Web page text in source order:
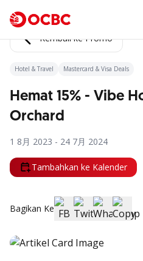
Kembali ke Promo
Hotel & Travel Mastercard & Visa Deals
Hemat 15% - Vibe
Orchard
1 8月 2023 - 24 7月 2024
Tambahkan ke Kalender
Bagikan Ke